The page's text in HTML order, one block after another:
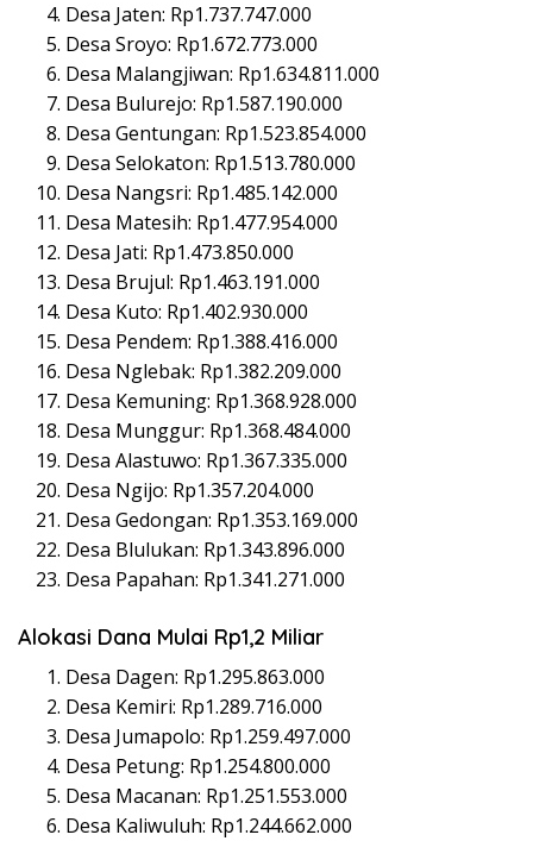
Desa Jaten: Rp1.737.747.000
Desa Sroyo: Rp1.672.773.000
Desa Malangjiwan: Rp1.634.811.000
Desa Bulurejo: Rp1.587.190.000
Desa Gentungan: Rp1.523.854.000
Desa Selokaton: Rp1.513.780.000
Desa Nangsri: Rp1.485.142.000
Desa Matesih: Rp1.477.954.000
Desa Jati: Rp1.473.850.000
Desa Brujul: Rp1.463.191.000
Desa Kuto: Rp1.402.930.000
Desa Pendem: Rp1.388.416.000
Desa Nglebak: Rp1.382.209.000
Desa Kemuning: Rp1.368.928.000
Desa Munggur: Rp1.368.484.000
Desa Alastuwo: Rp1.367.335.000
Desa Ngijo: Rp1.357.204.000
Desa Gedongan: Rp1.353.169.000
Desa Blulukan: Rp1.343.896.000
Desa Papahan: Rp1.341.271.000
Alokasi Dana Mulai Rp1,2 Miliar
Desa Dagen: Rp1.295.863.000
Desa Kemiri: Rp1.289.716.000
Desa Jumapolo: Rp1.259.497.000
Desa Petung: Rp1.254.800.000
Desa Macanan: Rp1.251.553.000
Desa Kaliwuluh: Rp1.244.662.000